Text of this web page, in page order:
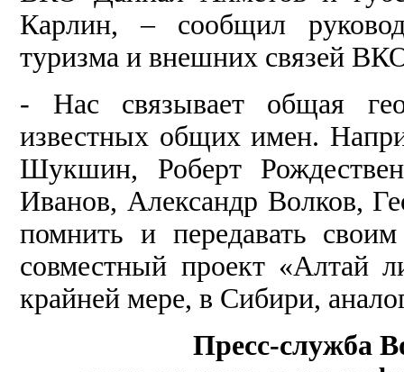
Карлин, – сообщил
туризма и внешних связей
- Нас связывает общая
известных общих имен.
Шукшин, Роберт
Иванов, Александр Волков,
помнить и передавать
совместный проект «Алтай
крайней мере, в Сибири,
Пресс-служба